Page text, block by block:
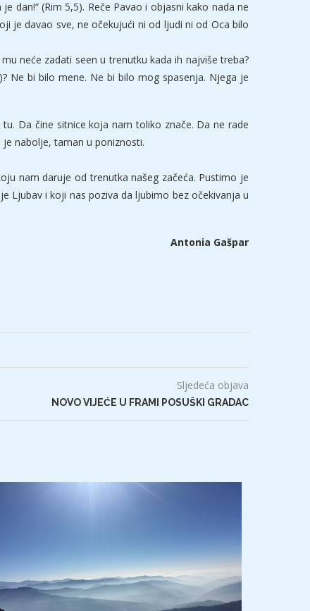
dan!“ (Rim 5,5). Reče Pavao i objasni kako nada ne
je davao sve, ne očekujući ni od ljudi ni od Oca bilo
neće zadati seen u trenutku kada ih najviše treba?
Ne bi bilo mene. Ne bi bilo mog spasenja. Njega je
Da čine sitnice koja nam toliko znače. Da ne rade
nabolje, taman u poniznosti.
nam daruje od trenutka našeg začeća. Pustimo je
Ljubav i koji nas poziva da ljubimo bez očekivanja u
Antonia Gašpar
Sljedeća objava
NOVO VIJEĆE U FRAMI POSUŠKI GRADAC